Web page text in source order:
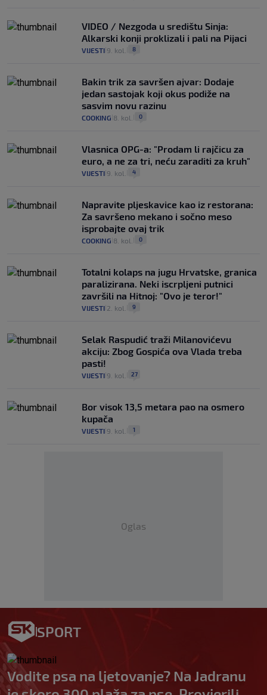
VIDEO / Nezgoda u središtu Sinja:
Alkarski konji proklizali i pali na Pijaci
VIJESTI 9. kol. 8
Bakin trik za savršen ajvar: Dodaje
jedan sastojak koji okus podiže na
sasvim novu razinu
COOKING 8. kol. 0
Vlasnica OPG-a: "Prodam li rajčicu za
euro, a ne za tri, neću zaraditi za kruh"
VIJESTI 9. kol. 4
Napravite pljeskavice kao iz restorana:
Za savršeno mekano i sočno meso
isprobajte ovaj trik
COOKING 8. kol. 0
Totalni kolaps na jugu Hrvatske, granica
paralizirana. Neki iscrpljeni putnici
završili na Hitnoj: "Ovo je teror!"
VIJESTI 2. kol. 9
Selak Raspudić traži Milanovićevu
akciju: Zbog Gospića ova Vlada treba
pasti!
VIJESTI 9. kol. 27
Bor visok 13,5 metara pao na osmero
kupača
VIJESTI 9. kol. 1
Oglas
SPORT
Vodite psa na ljetovanje? Na Jadranu